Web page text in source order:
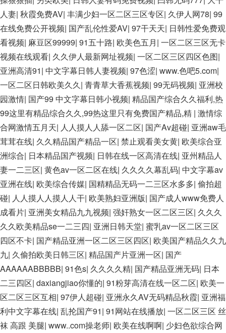
人妻| 秋霞免费AV| 丰满少妇一区二区三区专区| 久伊人网78| 99
在线免费公开视频| 国产乱伦性爱AV| 97干天天| 日韩性爱免费观
看视频| 麻豆区99999| 91五十路| 欧美色五月| 一区二区三区无卡
视频在线观看| 久久伊人最新网址视频| 一区二区三区四区色图|
亚洲高清91| 中文字幕日韩人妻视频| 97色涩| www.色吧5.com|
一区二区日韩欧美久久| 青青草大香蕉视频| 99无码视频| 亚洲校
园激情| 国产99 中文字幕日韩小视频| 精品国产综合久久福利,热
99这里有精品综合久久,99热这里只有免费国产精品,精 | 激情综
合网激情五月天| 人人摸人人舔一区二区| 国产Av超碰| 亚洲aw毛
茸茸在线| 久久精品国产精品一区| 禁止观看美女黄| 欧美综合亚
洲综合| 日本精品国产视频| 日韩在线一区高清在线| 亚州精品人
妻一二三区| 黄色av一区二区在线| 久久久久幕乱码| 中文字幕av
亚洲在线| 欧美综合传媒| 国精精品无码一二三区水多多| 偷拍超
碰| 人人摸人人摸人人干| 欧美熟妇亚洲版| 国产成人www免费人
成看片| 亚洲美女精品九九视频| 强奸熟女一区二区三区| 久久久
久久欧美精品se一二三四| 亚洲日韩天堂| 蜜乳av一区二区三区
四区不卡| 国产精品亚洲一区二区三区四区| 欧美国产精品久久九
九| 久偷拍欧美日韩三区| 精品国产片亚洲一区| 国产
AAAAAABBBBB| 91色s| 久久久久精| 国产精品亚洲无码| 日本
二三四区| daxiangjiao你懂的| 91粉芽高清在线一区二区| 欧美一
区二区三区互相| 97伊人超碰| 亚洲永久AV无码精品秋霞| 亚洲福
利中文字幕在线| 乱抡国产91| 91网站在线播放| 一区二区三区 丝
袜 高跟 美腿| www..com操老师| 欧美在线啊啊| 少妇色欲综合网